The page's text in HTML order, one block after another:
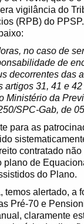
vigilância do
(RPB) do
no caso de
de
decorrentes das
artigos 31, 41 e
Ministério da
SPC-Gab, de
para as
contratado
plano de
do Plano.
temos alertado, a
Pré-70 e
claramente